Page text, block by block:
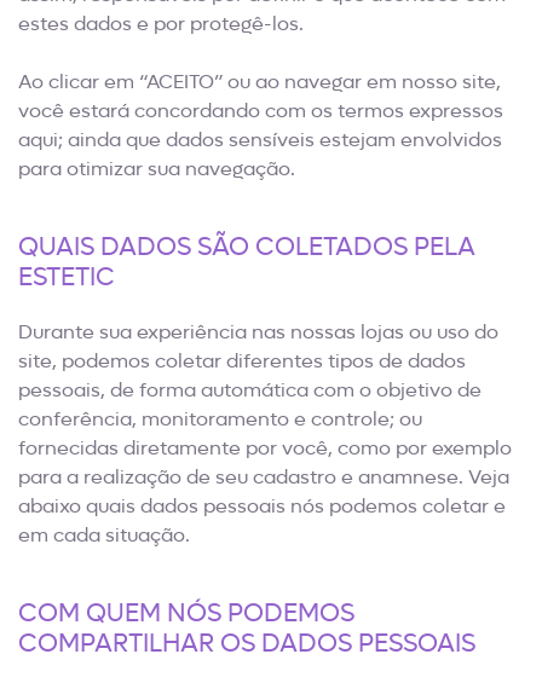
estes dados e por protegê-los.
Ao clicar em “ACEITO” ou ao navegar em nosso site,
você estará concordando com os termos expressos
aqui; ainda que dados sensíveis estejam envolvidos
para otimizar sua navegação.
QUAIS DADOS SÃO COLETADOS PELA
ESTETIC
Durante sua experiência nas nossas lojas ou uso do
site, podemos coletar diferentes tipos de dados
pessoais, de forma automática com o objetivo de
conferência, monitoramento e controle; ou
fornecidas diretamente por você, como por exemplo
para a realização de seu cadastro e anamnese. Veja
abaixo quais dados pessoais nós podemos coletar e
em cada situação.
COM QUEM NÓS PODEMOS
COMPARTILHAR OS DADOS PESSOAIS